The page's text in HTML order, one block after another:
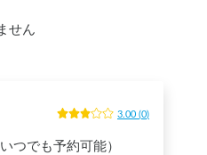
せん
3.00 (0)
つでも予約可能）